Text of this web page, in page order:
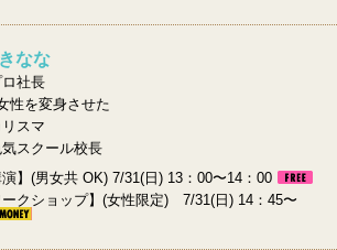
なな
社長
性を変身させた
スマ
スクール校長
演】(男女共 OK) 7/31(日) 13：00〜14：00
ークショップ】(女性限定) 7/31(日) 14：45〜